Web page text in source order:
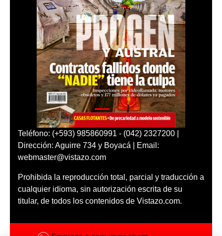
Teléfono: (+593) 985860991 - (042) 2327200 |
Dirección: Aguirre 734 y Boyacá | Email:
webmaster@vistazo.com
Prohibida la reproducción total, parcial y traducción a
cualquier idioma, sin autorización escrita de su
titular, de todos los contenidos de Vistazo.com.